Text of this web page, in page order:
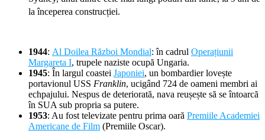
la începerea construcției.
1944: Al Doilea Război Mondial: în cadrul Operațiunii
Margareta I, trupele naziste ocupă Ungaria.
1945: În largul coastei Japoniei, un bombardier lovește
portavionul USS Franklin, ucigând 724 de oameni membri ai
echpajului. Nespus de deteriorată, nava reușește să se întoarcă
în SUA sub propria sa putere.
1953: Au fost televizate pentru prima oară Premiile Academiei
Americane de Film (Premiile Oscar).